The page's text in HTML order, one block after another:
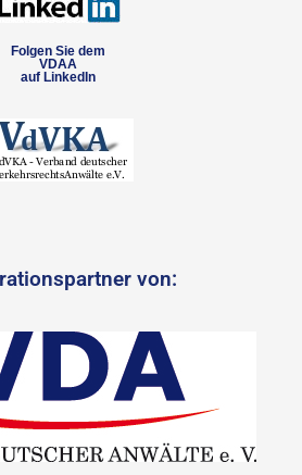
Folgen Sie dem
VDAA
auf LinkedIn
von: